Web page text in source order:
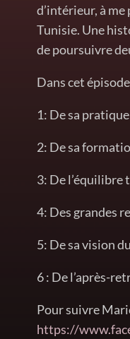
d’intérieur, à
Tunisie. Une
de poursuivre
Dans cet
1: De sa
2: De sa
3: De
4: Des grandes
5: De sa vision
6 : De l’après-
Pour suivre
https://